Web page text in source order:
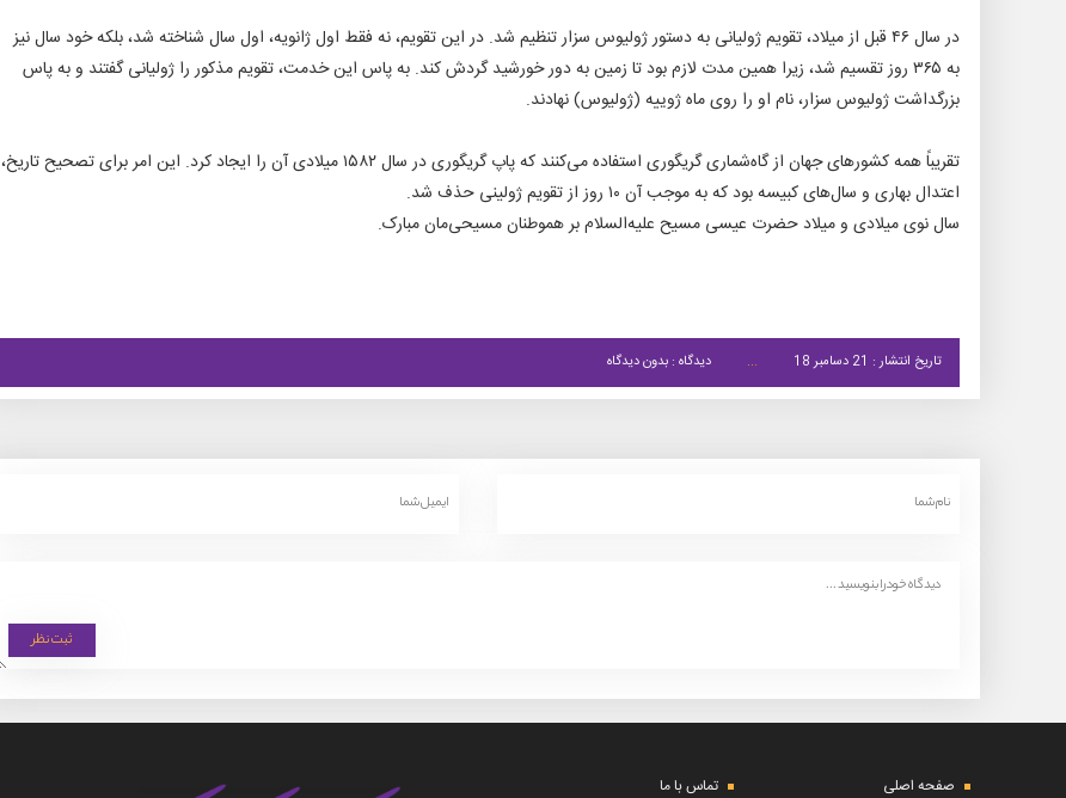
در سال ۴۶ قبل از میلاد، تقویم ژولیانی به دستور ژولیوس سزار تنظیم شد. در این تقویم، نه فقط اول ژانویه، اول سال شناخته شد، بلکه خود سال نیز
به ۳۶۵ روز تقسیم شد، زیرا همین مدت لازم بود تا زمین به دور خورشید گردش کند. به پاس این خدمت، تقویم مذکور را ژولیانی گفتند و به پاس
بزرگداشت ژولیوس سزار، نام او را روی ماه ژوییه (ژولیوس) نهادند.
تقریباً همه کشورهای جهان از گاه‌شماری گریگوری استفاده می‌کنند که پاپ گریگوری در سال ۱۵۸۲ میلادی آن را ایجاد کرد. این امر برای تصحیح تاریخ،
اعتدال بهاری و سال‌های کبیسه بود که به موجب آن ۱۰ روز از تقویم ژولینی حذف شد.
سال نوی میلادی و میلاد حضرت عیسی مسیح علیه‌السلام بر هموطنان مسیحی‌مان مبارک.
تاریخ انتشار : 21 دسامبر 18 دیدگاه : بدون دیدگاه
صفحه اصلی تماس با ما